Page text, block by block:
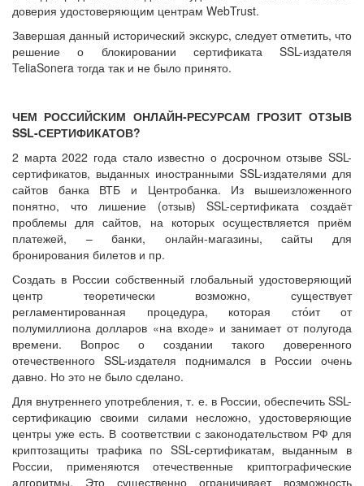
доверия удостоверяющим центрам WebTrust.
Завершая данный исторический экскурс, следует отметить, что
решение о блокировании сертификата SSL-издателя
TeliaSonera тогда так и не было принято.
ЧЕМ РОССИЙСКИМ ОНЛАЙН-РЕСУРСАМ ГРОЗИТ ОТЗЫВ
SSL-СЕРТИФИКАТОВ?
2 марта 2022 года стало известно о досрочном отзыве SSL-
сертификатов, выданных иностранными SSL-издателями для
сайтов банка ВТБ и Центробанка. Из вышеизложенного
понятно, что лишение (отзыв) SSL-сертификата создаёт
проблемы для сайтов, на которых осуществляется приём
платежей, – банки, онлайн-магазины, сайты для
бронирования билетов и пр.
Создать в России собственный глобальный удостоверяющий
центр теоретически возможно, существует
регламентированная процедура, которая сто́ит от
полумиллиона долларов «на входе» и занимает от полугода
времени. Вопрос о создании такого доверенного
отечественного SSL-издателя поднимался в России очень
давно. Но это не было сделано.
Для внутреннего употребления, т. е. в России, обеспечить SSL-
сертификацию своими силами несложно, удостоверяющие
центры уже есть. В соответствии с законодательством РФ для
криптозащиты трафика по SSL-сертификатам, выданным в
России, применяются отечественные криптографические
алгоритмы. Это существенно ограничивает возможность